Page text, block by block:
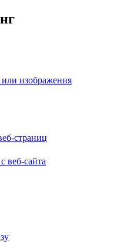
или изображения
страниц
веб-сайта